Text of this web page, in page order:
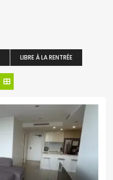
LIBRE À LA RENTRÉE